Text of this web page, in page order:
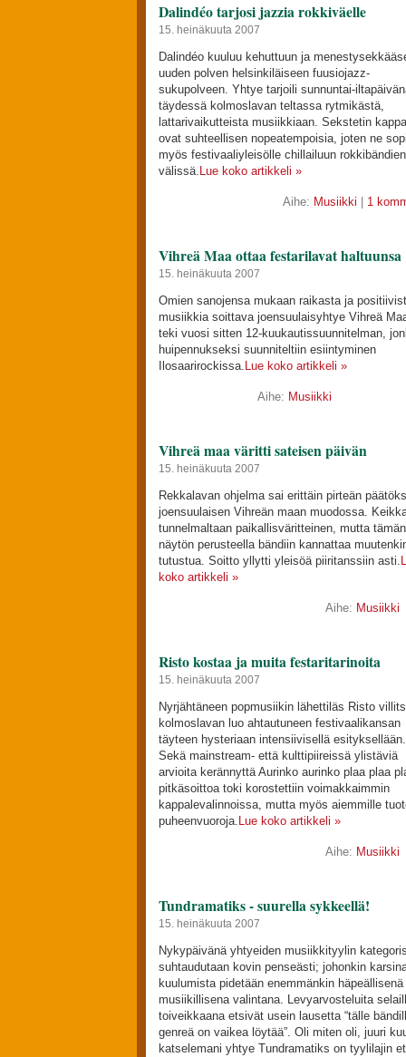
Dalindéo tarjosi jazzia rokkiväelle
15. heinäkuuta 2007
Dalindéo kuuluu kehuttuun ja
uuden polven helsinkiläiseen fuusiojazz-
sukupolveen. Yhtye tarjoili sunnuntai-
täydessä kolmoslavan teltassa rytmikästä,
lattarivaikutteista musiikkiaan. Sekstetin
ovat suhteellisen nopeatempoisia, joten ne
myös festivaaliyleisölle chillailuun rokkibändien
välissä. Lue koko artikkeli »
Aihe: Musiikki 1
Vihreä Maa ottaa festarilavat haltuunsa
15. heinäkuuta 2007
Omien sanojensa mukaan raikasta ja
musiikkia soittava joensuulaisyhtye Vihreä
teki vuosi sitten 12-kuukautissuunnitelman,
huipennukseksi suunniteltiin esiintyminen
Ilosaarirockissa. Lue koko artikkeli »
Aihe: Musiikki
Vihreä maa väritti sateisen päivän
15. heinäkuuta 2007
Rekkalavan ohjelma sai erittäin pirteän
joensuulaisen Vihreän maan muodossa.
tunnelmaltaan paikallisväritteinen, mutta tämän
näytön perusteella bändiin kannattaa
tutustua. Soitto yllytti yleisöä piiritanssiin asti.
koko artikkeli »
Aihe: Musiikki
Risto kostaa ja muita festaritarinoita
15. heinäkuuta 2007
Nyrjähtäneen popmusiikin lähettiläs Risto
kolmoslavan luo ahtautuneen festivaalikansan
täyteen hysteriaan intensiivisellä esityksellään.
Sekä mainstream- että kulttipiireissä ylistäviä
arvioita kerännyttä Aurinko aurinko plaa plaa
pitkäsoittoa toki korostettiin voimakkaimmin
kappalevalinnoissa, mutta myös aiemmille
puheenvuoroja. Lue koko artikkeli »
Aihe: Musiikki
Tundramatiks - suurella sykkeellä!
15. heinäkuuta 2007
Nykypäivänä yhtyeiden musiikkityylin
suhtaudutaan kovin penseästi; johonkin
kuulumista pidetään enemmänkin
musiikillisena valintana. Levyarvosteluita
toiveikkaana etsivät usein lausetta “tälle
genreä on vaikea löytää”. Oli miten oli, juuri
katselemani yhtye Tundramatiks on tyylilajin